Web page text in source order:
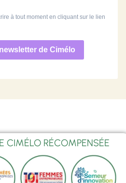
à tout moment en cliquant sur le lien
de Cimélo
CIMÉLO RÉCOMPENSÉE